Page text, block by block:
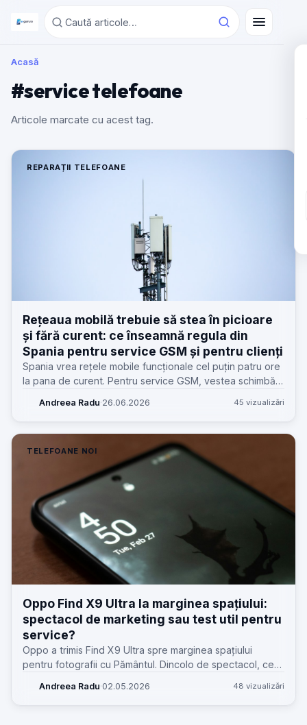
Acasă
#service telefoane
Articole marcate cu acest tag.
REPARAȚII TELEFOANE
Rețeaua mobilă trebuie să stea în picioare
și fără curent: ce înseamnă regula din
Spania pentru service GSM și pentru clienți
Spania vrea rețele mobile funcționale cel puțin patru ore
la pana de curent. Pentru service GSM, vestea schimbă
pregătim clienții.
Andreea Radu·26.06.2026 45 vizualizări
TELEFOANE NOI
Oppo Find X9 Ultra la marginea spațiului:
spectacol de marketing sau test util pentru
service?
Oppo a trimis Find X9 Ultra spre marginea spațiului
pentru fotografii cu Pământul. Dincolo de spectacol, ce
discuțiile din service?
Andreea Radu·02.05.2026 48 vizualizări